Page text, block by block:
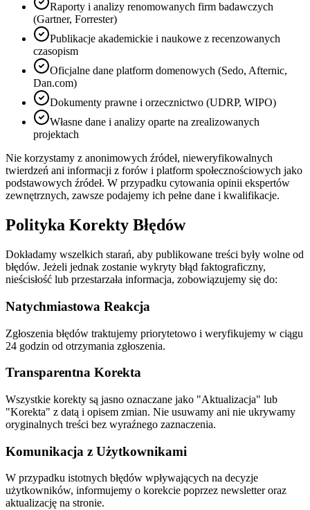
Raporty i analizy renomowanych firm badawczych
(Gartner, Forrester)
Publikacje akademickie i naukowe z recenzowanych
czasopism
Oficjalne dane platform domenowych (Sedo, Afternic,
Dan.com)
Dokumenty prawne i orzecznictwo (UDRP, WIPO)
Własne dane i analizy oparte na zrealizowanych
projektach
Nie korzystamy z anonimowych źródeł, nieweryfikowalnych
twierdzeń ani informacji z forów i platform społecznościowych jako
podstawowych źródeł. W przypadku cytowania opinii ekspertów
zewnętrznych, zawsze podajemy ich pełne dane i kwalifikacje.
Polityka Korekty Błędów
Dokładamy wszelkich starań, aby publikowane treści były wolne od
błędów. Jeżeli jednak zostanie wykryty błąd faktograficzny,
nieścisłość lub przestarzała informacja, zobowiązujemy się do:
Natychmiastowa Reakcja
Zgłoszenia błędów traktujemy priorytetowo i weryfikujemy w ciągu
24 godzin od otrzymania zgłoszenia.
Transparentna Korekta
Wszystkie korekty są jasno oznaczane jako "Aktualizacja" lub
"Korekta" z datą i opisem zmian. Nie usuwamy ani nie ukrywamy
oryginalnych treści bez wyraźnego zaznaczenia.
Komunikacja z Użytkownikami
W przypadku istotnych błędów wpływających na decyzje
użytkowników, informujemy o korekcie poprzez newsletter oraz
aktualizację na stronie.